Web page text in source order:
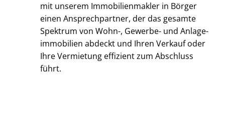
mit unserem Im­mo­bi­li­en­mak­ler in Börger
einen Ansprechpartner, der das gesamte
Spektrum von Wohn-, Gewerbe- und An­la­ge­
im­mo­bi­li­en abdeckt und Ihren Verkauf oder
Ihre Vermietung effizient zum Abschluss
führt.